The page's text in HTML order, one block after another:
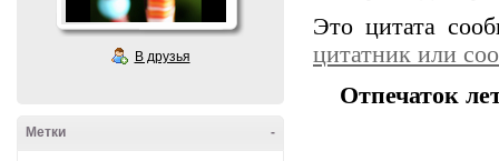
В друзья
-
Метки
Это цитата
цитатник или
Отпечаток